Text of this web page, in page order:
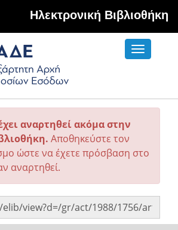
Hλεκτρονική Βιβλιοθήκη
Toggle
αναρτηθεί ακόμα στην
Αποθηκεύστε τον
ώστε να έχετε πρόσβαση στο
αναρτηθεί.